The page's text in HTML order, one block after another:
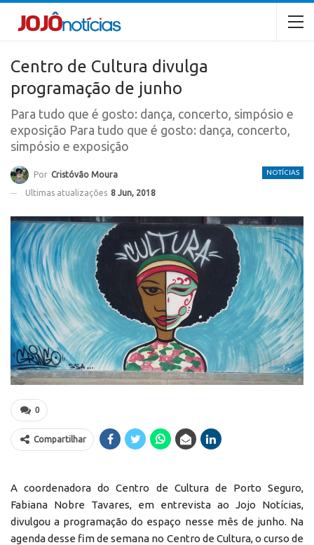
Centro de Cultura divulga
programação de junho
Para tudo que é gosto: dança, concerto, simpósio e
exposição Para tudo que é gosto: dança, concerto,
simpósio e exposição
NOTÍCIAS
Por Cristóvão Moura
Ultimas atualizações 8 Jun, 2018
0
Compartilhar
A coordenadora do Centro de Cultura de Porto Seguro,
Fabiana Nobre Tavares, em entrevista ao Jojo Notícias,
divulgou a programação do espaço nesse mês de junho. Na
agenda desse fim de semana no Centro de Cultura, o curso de